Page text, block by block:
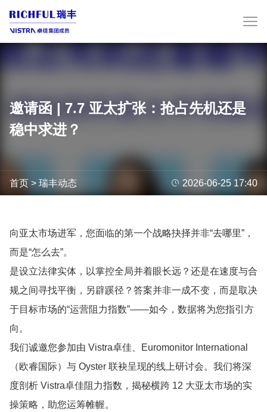
邀请函 | 7.7 亚太扩张：抢占先机还是
稳中求进？
首页 > 瑞丰动态  2026-06-25 17:40
向亚太市场进军，您面临的第一个战略抉择并非“去哪里”，
而是“怎么去”。
是设立法律实体，以掌控全局并着眼长远？还是在速度与合
规之间寻找平衡，另辟蹊径？答案并非一成不变，而是取决
于目标市场的“运营阻力指数”——如今，数据将为您指引方
向。
我们诚邀您参加由 Vistra卓佳、Euromonitor International
（欧睿国际）与 Oyster 联袂呈现的线上研讨会。我们将深
度剖析 Vistra卓佳阻力指数，揭秘横跨 12 大亚太市场的实
操策略，助您运筹帷幄。